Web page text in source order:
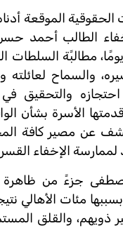
الموقعة
إخفاء الطالب أحمد
من 2000 يومًا، مطالبًة
والسماح لعائلته
والتحقيق
قدمتها الأسرة بشأن
عن مصير كافة
الإخفاء
جزءً من ظاهرة
مئات الأهالي
والقلق